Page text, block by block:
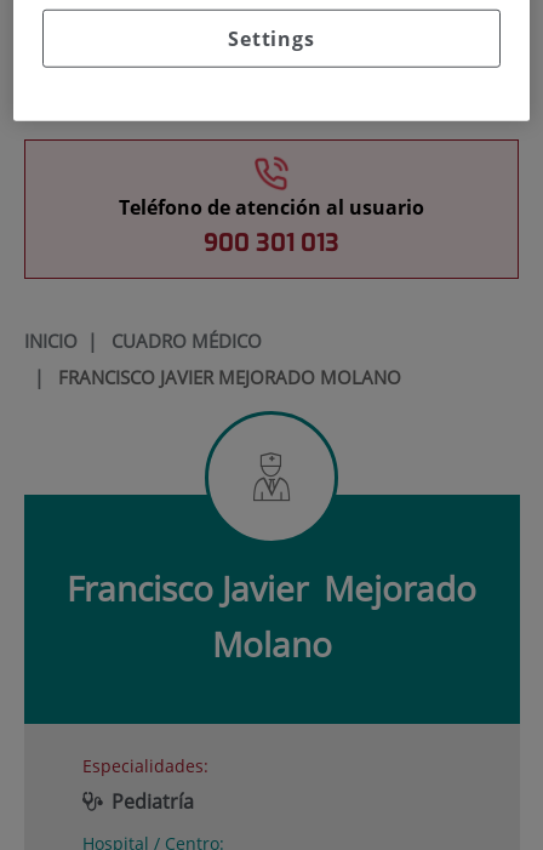
Teléfono de atención al usuario
900 301 013
INICIO| CUADRO MÉDICO
| FRANCISCO JAVIER MEJORADO MOLANO
Francisco Javier Mejorado
Molano
Especialidades:
Pediatría
Hospital / Centro:
Settings